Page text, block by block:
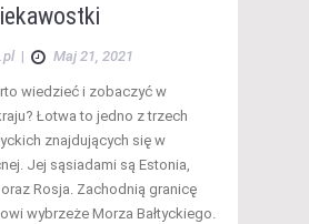
| Maj 21, 2021
wiedzieć i zobaczyć w
Łotwa to jedno z trzech
znajdujących się w
Jej sąsiadami są Estonia,
oraz Rosja. Zachodnią granicę
wybrzeże Morza Bałtyckiego.